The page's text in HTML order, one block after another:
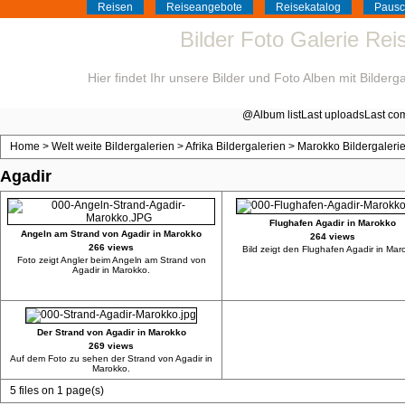
Reisen Reiseangebote Reisekatalog
Bilder Foto Galerie
Hier findet Ihr unsere Bilder und Foto Alben mit
@Album listLast uploadsLast
Home > Welt weite Bildergalerien >Afrika Bildergalerien > Marokko
Agadir
Angeln am Strand von Agadir in Marokko
266 views
Foto zeigt Angler beim Angeln am Strand von
Agadir in Marokko.
Flughafen Agadir in Marokko
264 views
Bild zeigt den Flughafen Agadir in
Der Strand von Agadir in Marokko
269 views
Auf dem Foto zu sehen der Strand von Agadir in
Marokko.
5 files on 1 page(s)